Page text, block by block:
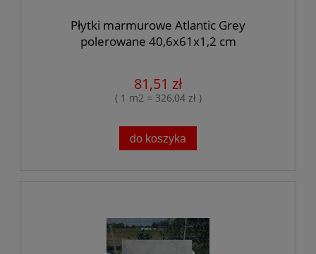
Płytki marmurowe Atlantic Grey
polerowane 40,6x61x1,2 cm
81,51 zł
( 1 m2 = 326,04 zł )
do koszyka